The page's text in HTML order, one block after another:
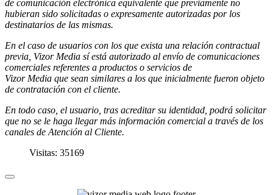
de comunicación electrónica equivalente que previamente no
hubieran sido solicitadas o expresamente autorizadas por los
destinatarios de las mismas.
En el caso de usuarios con los que exista una relación contractual
previa, Vizor Media sí está autorizado al envío de comunicaciones
comerciales referentes a productos o servicios de
Vizor Media que sean similares a los que inicialmente fueron objeto
de contratación con el cliente.
En todo caso, el usuario, tras acreditar su identidad, podrá solicitar
que no se le haga llegar más información comercial a través de los
canales de Atención al Cliente.
Visitas: 35169